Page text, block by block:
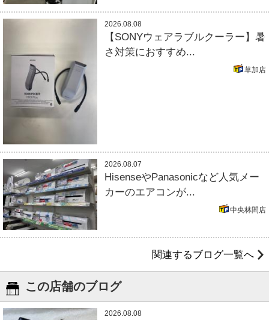
2026.08.08
【SONYウェアラブルクーラー】暑
さ対策におすすめ...
草加店
2026.08.07
HisenseやPanasonicなど人気メー
カーのエアコンが...
中央林間店
関連するブログ一覧へ
この店舗のブログ
2026.08.08